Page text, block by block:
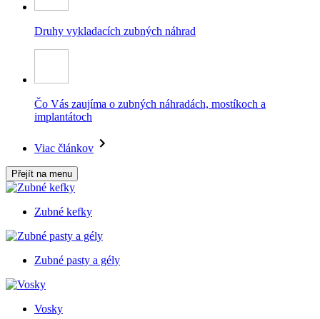
Druhy vykladacích zubných náhrad
Čo Vás zaujíma o zubných náhradách, mostíkoch a
implantátoch
Viac článkov
Přejít na menu
Zubné kefky
Zubné pasty a gély
Vosky